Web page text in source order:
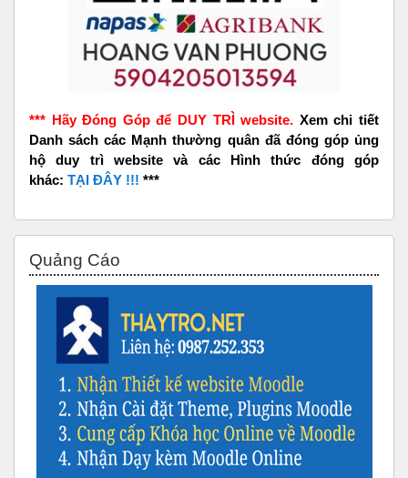
*** Hãy Đóng Góp để DUY TRÌ website. Xem chi tiết
Danh sách các Mạnh thường quân đã đóng góp ủng
hộ duy trì website và các Hình thức đóng góp
khác: TẠI ĐÂY !!! ***
Quảng Cáo